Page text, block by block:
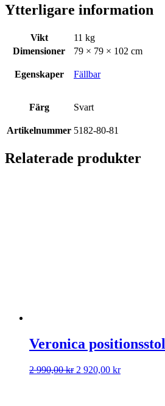
Ytterligare information
Vikt
11 kg
Dimensioner
79 × 79 × 102 cm
Egenskaper Fällbar
Färg Svart
Artikelnummer 5182-80-81
Relaterade produkter
Veronica positionsstol
2 990,00kr Det
2 920,00 krDet